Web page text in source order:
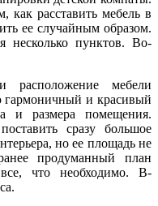
как расставить мебель в
ее случайным образом.
несколько пунктов. Во-
расположение мебели
гармоничный и красивый
и размера помещения.
сразу большое
но ее площадь не
продуманный план
что необходимо. В-